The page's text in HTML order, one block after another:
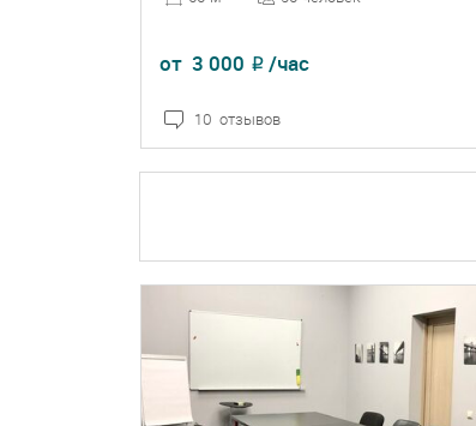
от 3 000 ₽ /час
10 отзывов
ПОДРОБНЕЕ БРОНЬ